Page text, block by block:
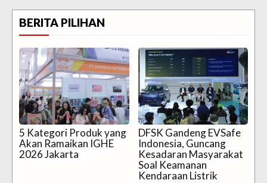
BERITA PILIHAN
5 Kategori Produk yang
Akan Ramaikan IGHE
2026 Jakarta
DFSK Gandeng EVSafe
Indonesia, Guncang
Kesadaran Masyarakat
Soal Keamanan
Kendaraan Listrik